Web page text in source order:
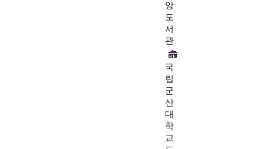
앙
도
서
관
국
립
군
산
대
학
교